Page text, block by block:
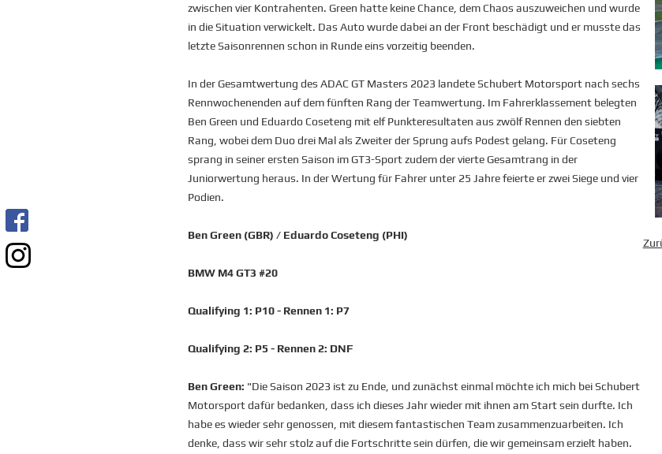
zwischen vier Kontrahenten. Green hatte keine Chance, dem Chaos auszuweichen und wurde
in die Situation verwickelt. Das Auto wurde dabei an der Front beschädigt und er musste das
letzte Saisonrennen schon in Runde eins vorzeitig beenden.
In der Gesamtwertung des ADAC GT Masters 2023 landete Schubert Motorsport nach sechs
Rennwochenenden auf dem fünften Rang der Teamwertung. Im Fahrerklassement belegten
Ben Green und Eduardo Coseteng mit elf Punkteresultaten aus zwölf Rennen den siebten
Rang, wobei dem Duo drei Mal als Zweiter der Sprung aufs Podest gelang. Für Coseteng
sprang in seiner ersten Saison im GT3-Sport zudem der vierte Gesamtrang in der
Juniorwertung heraus. In der Wertung für Fahrer unter 25 Jahre feierte er zwei Siege und vier
Podien.
Ben Green (GBR) / Eduardo Coseteng (PHI)
BMW M4 GT3 #20
Qualifying 1: P10 - Rennen 1: P7
Qualifying 2: P5 - Rennen 2: DNF
Ben Green: "Die Saison 2023 ist zu Ende, und zunächst einmal möchte ich mich bei Schubert
Motorsport dafür bedanken, dass ich dieses Jahr wieder mit ihnen am Start sein durfte. Ich
habe es wieder sehr genossen, mit diesem fantastischen Team zusammenzuarbeiten. Ich
denke, dass wir sehr stolz auf die Fortschritte sein dürfen, die wir gemeinsam erzielt haben.